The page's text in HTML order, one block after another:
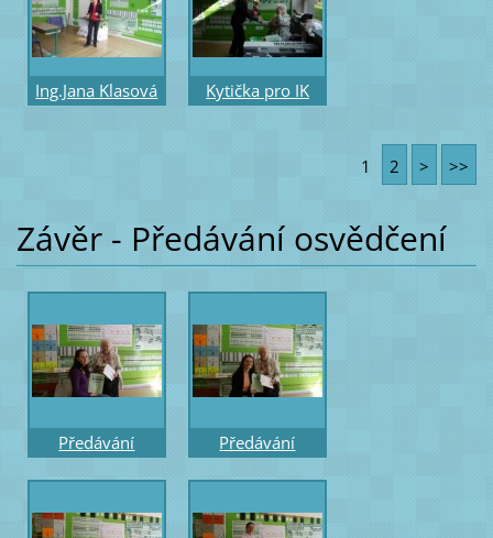
Praha
Ing.Jana Klasová
Kytička pro IK
1 2 > >>
Závěr - Předávání osvědčení
Předávání
výuce s
Předávání
výuce s